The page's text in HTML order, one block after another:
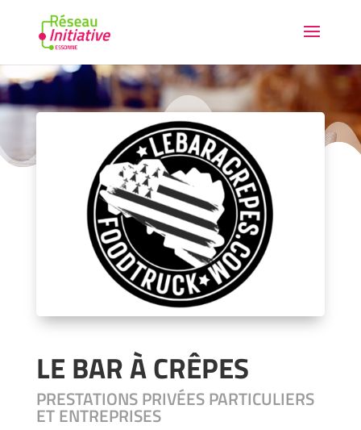
LE BAR À CRÊPES
PRESTATIONS PRIVÉES PARTICULIERS
ET ENTREPRISES